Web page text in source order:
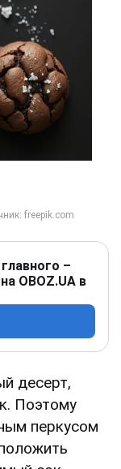
–
OBOZ.UA в
десерт,
Поэтому
перкусом